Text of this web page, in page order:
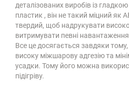
деталізованих виробів із
пластик , він не такий міцний як
твердий, щоб надрукувати
витримувати певні
Все це досягається завдяки
високу міжшарову адгезію та
усадки. Тому його можна
підігріву.